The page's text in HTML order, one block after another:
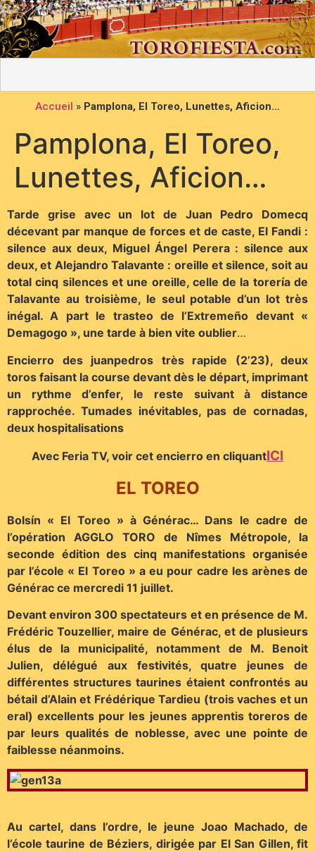
Accueil » Pamplona, El Toreo, Lunettes, Aficion…
Pamplona, El Toreo,
Lunettes, Aficion…
Tarde grise avec un lot de Juan Pedro Domecq
décevant par manque de forces et de caste, El Fandi :
silence aux deux, Miguel Ángel Perera : silence aux
deux, et Alejandro Talavante : oreille et silence, soit au
total cinq silences et une oreille, celle de la torería de
Talavante au troisième, le seul potable d’un lot très
inégal. A part le trasteo de l’Extremeño devant «
Demagogo », une tarde à bien vite oublier…
Encierro des juanpedros très rapide (2’23), deux
toros faisant la course devant dès le départ, imprimant
un rythme d’enfer, le reste suivant à distance
rapprochée. Tumades inévitables, pas de cornadas,
deux hospitalisations
Avec Feria TV, voir cet encierro en cliquantICI
EL TOREO
Bolsín « El Toreo » à Générac… Dans le cadre de
l’opération AGGLO TORO de Nîmes Métropole, la
seconde édition des cinq manifestations organisée
par l’école « El Toreo » a eu pour cadre les arènes de
Générac ce mercredi 11 juillet.
Devant environ 300 spectateurs et en présence de M.
Frédéric Touzellier, maire de Générac, et de plusieurs
élus de la municipalité, notamment de M. Benoit
Julien, délégué aux festivités, quatre jeunes de
différentes structures taurines étaient confrontés au
bétail d’Alain et Frédérique Tardieu (trois vaches et un
eral) excellents pour les jeunes apprentis toreros de
par leurs qualités de noblesse, avec une pointe de
faiblesse néanmoins.
Au cartel, dans l’ordre, le jeune Joao Machado, de
l’école taurine de Béziers, dirigée par El San Gillen, fit